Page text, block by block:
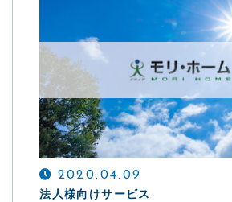
お客様の声
ブログ
お問い合わせ
CONTACT
2020.04.09
法人様向けサービス